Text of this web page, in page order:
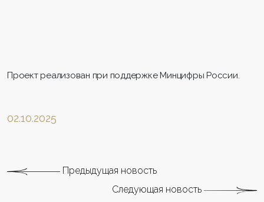
Проект реализован при поддержке Минцифры России.
02.10.2025
Предыдущая новость
Следующая новость